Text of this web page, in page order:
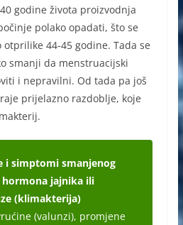
godine života proizvodnja
polako opadati, što se
44-45 godine. Tada se
smanji da menstruacijski
i nepravilni. Od tada pa još
prijelazno razdoblje, koje
i simptomi smanjenog
jajnika ili
(klimakterija)
(valunzi), promjene